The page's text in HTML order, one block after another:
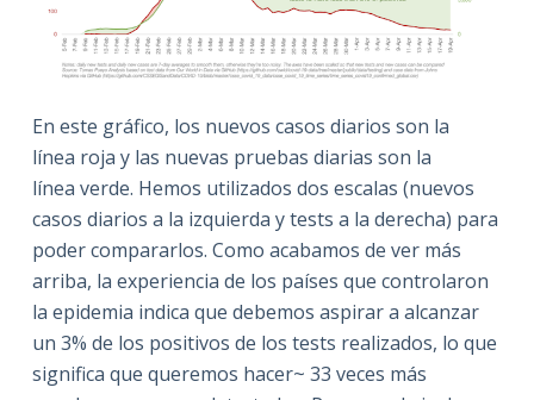
En este gráfico, los nuevos casos diarios son la
línea roja y las nuevas pruebas diarias son la
línea verde. Hemos utilizados dos escalas (nuevos
casos diarios a la izquierda y tests a la derecha) para
poder compararlos. Como acabamos de ver más
arriba, la experiencia de los países que controlaron
la epidemia indica que debemos aspirar a alcanzar
un 3% de los positivos de los tests realizados, lo que
significa que queremos hacer~ 33 veces más